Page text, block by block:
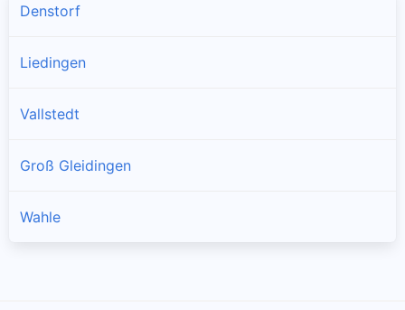
Denstorf
Liedingen
Vallstedt
Groß Gleidingen
Wahle